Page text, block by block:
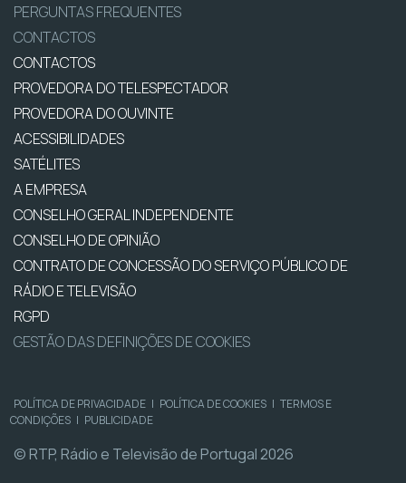
PERGUNTAS FREQUENTES
CONTACTOS
CONTACTOS
PROVEDORA DO TELESPECTADOR
PROVEDORA DO OUVINTE
ACESSIBILIDADES
SATÉLITES
A EMPRESA
CONSELHO GERAL INDEPENDENTE
CONSELHO DE OPINIÃO
CONTRATO DE CONCESSÃO DO SERVIÇO PÚBLICO DE
RÁDIO E TELEVISÃO
RGPD
GESTÃO DAS DEFINIÇÕES DE COOKIES
POLÍTICA DE PRIVACIDADE | POLÍTICA DE COOKIES | TERMOS E
CONDIÇÕES | PUBLICIDADE
© RTP, Rádio e Televisão de Portugal 2026